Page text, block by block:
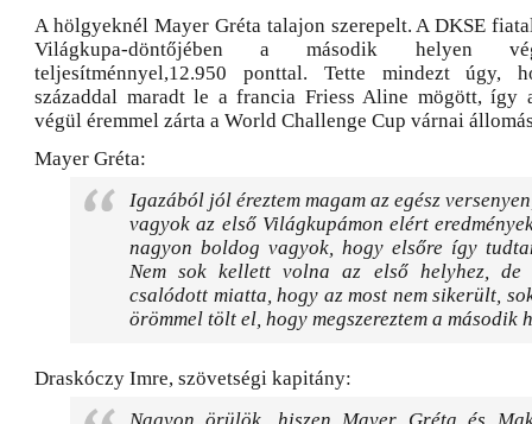
A hölgyeknél Mayer Gréta talajon szerepelt. A DKSE
Világkupa-döntőjében a második helyen
teljesítménnyel,12.950 ponttal. Tette mindezt úgy,
századdal maradt le a francia Friess Aline mögött, így
végül éremmel zárta a World Challenge Cup várnai
Mayer Gréta:
Igazából jól éreztem magam az egész
vagyok az első Világkupámon elért
nagyon boldog vagyok, hogy elsőre így
Nem sok kellett volna az első helyhez, de
csalódott miatta, hogy az most nem sikerült,
örömmel tölt el, hogy megszereztem a második
Draskóczy Imre, szövetségi kapitány: